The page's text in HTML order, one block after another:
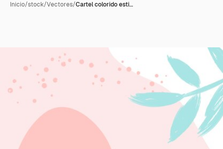
Inicio/stock/Vectores/Cartel colorido esti…